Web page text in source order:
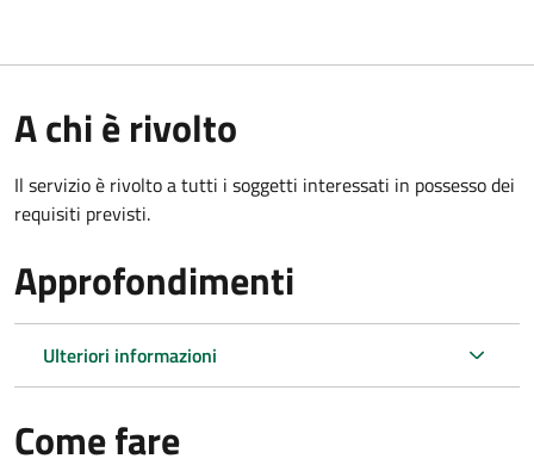
A chi è rivolto
Il servizio è rivolto a tutti i soggetti interessati in possesso dei
requisiti previsti.
Approfondimenti
Ulteriori informazioni
Come fare